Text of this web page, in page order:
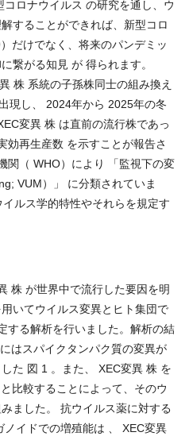
ロナウイルス の研究を通し、ウ
することができれば、新型コロ
だけでなく、将来のパンデミッ
繋がる知見 が 得られます。
株 系統の子孫株同士の組み換え
現し、 2024年から 2025年の冬
変異 株 は直前の流行株であっ
効再生産数 を示すことが報告さ
関（ WHO）により 「監視下の変
VUM）」 に分類されていま
ルス学的特性やそれらを規定す
株 が世界中で流行した要因を明
いてウイルス変異とヒト集団で
する解析を行いました。解析の結
はスパイクタンパク質の変異が
た 図 1 。また、 XEC変異 株 を
比較することによって、そのウ
ました。 抗ウイルス薬に対する
イドでの増殖能は 、 XEC変異